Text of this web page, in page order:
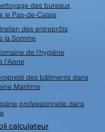
des bureaux
le Pas-de-Calais
des entreprôts
la Somme
de l'hygiène
l'Aisne
des bâtiments dans
Maritime
professionnelle dans
calculateur